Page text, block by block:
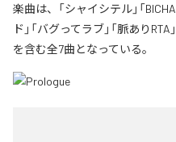
楽曲は、「シャイシテル」「
ド」「バグってラブ」「脈あり
を含む全7曲となっている。